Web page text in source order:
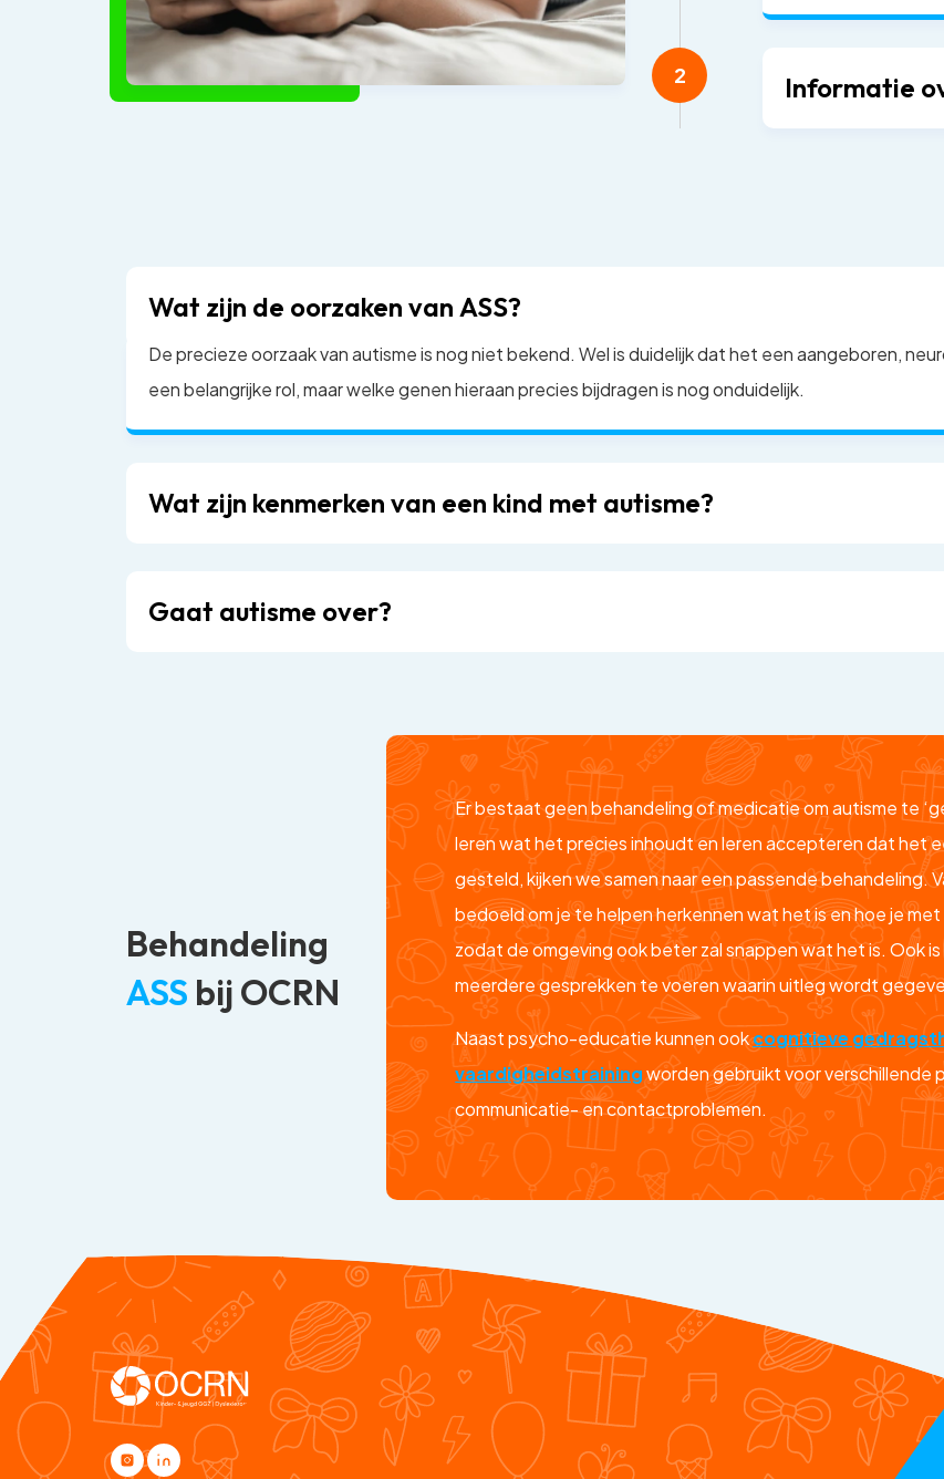
2 Informatie
Wat zijn de oorzaken van ASS?
De precieze oorzaak van autisme is nog niet bekend. Wel is duidelijk dat het een aangeboren,
een belangrijke rol, maar welke genen hieraan precies bijdragen is nog onduidelijk.
Wat zijn kenmerken van een kind met autisme?
Gaat autisme over?
Behandeling
ASS bij OCRN
Er bestaat geen behandeling of medicatie om autisme te
leren wat het precies inhoudt en leren accepteren dat het
gesteld, kijken we samen naar een passende behandeling.
bedoeld om je te helpen herkennen wat het is en hoe je
zodat de omgeving ook beter zal snappen wat het is. Ook
meerdere gesprekken te voeren waarin uitleg wordt
Naast psycho-educatie kunnen ookcognitieve
vaardigheidstrainingworden gebruikt voor verschillende
communicatie- en contactproblemen.